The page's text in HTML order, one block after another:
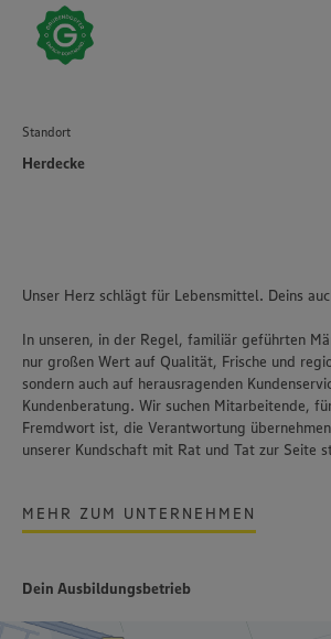
Standort
Herdecke
Unser Herz schlägt für Lebensmittel. Deins
In unseren, in der Regel, familiär geführten
nur großen Wert auf Qualität, Frische und
sondern auch auf herausragenden
Kundenberatung. Wir suchen Mitarbeitende,
Fremdwort ist, die Verantwortung
unserer Kundschaft mit Rat und Tat zur Seite
MEHR ZUM UNTERNEHMEN
Dein Ausbildungsbetrieb